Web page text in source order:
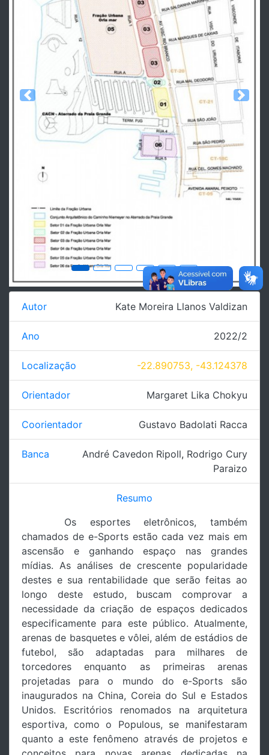
Previous Next
Autor Kate Moreira Llanos Valdizan
Ano 2022/2
Localização -22.890753, -43.124378
Orientador Margaret Lika Chokyu
Coorientador Gustavo Badolati Racca
Banca André Cavedon Ripoll, Rodrigo Cury
Paraizo
Resumo
Os esportes eletrônicos, também
chamados de e-Sports estão cada vez mais em
ascensão e ganhando espaço nas grandes
mídias. As análises de crescente popularidade
destes e sua rentabilidade que serão feitas ao
longo deste estudo, buscam comprovar a
necessidade da criação de espaços dedicados
especificamente para este público. Atualmente,
arenas de basquetes e vôlei, além de estádios de
futebol, são adaptadas para milhares de
torcedores enquanto as primeiras arenas
projetadas para o mundo do e-Sports são
inaugurados na China, Coreia do Sul e Estados
Unidos. Escritórios renomados na arquitetura
esportiva, como o Populous, se manifestaram
quanto a este fenômeno através de projetos e